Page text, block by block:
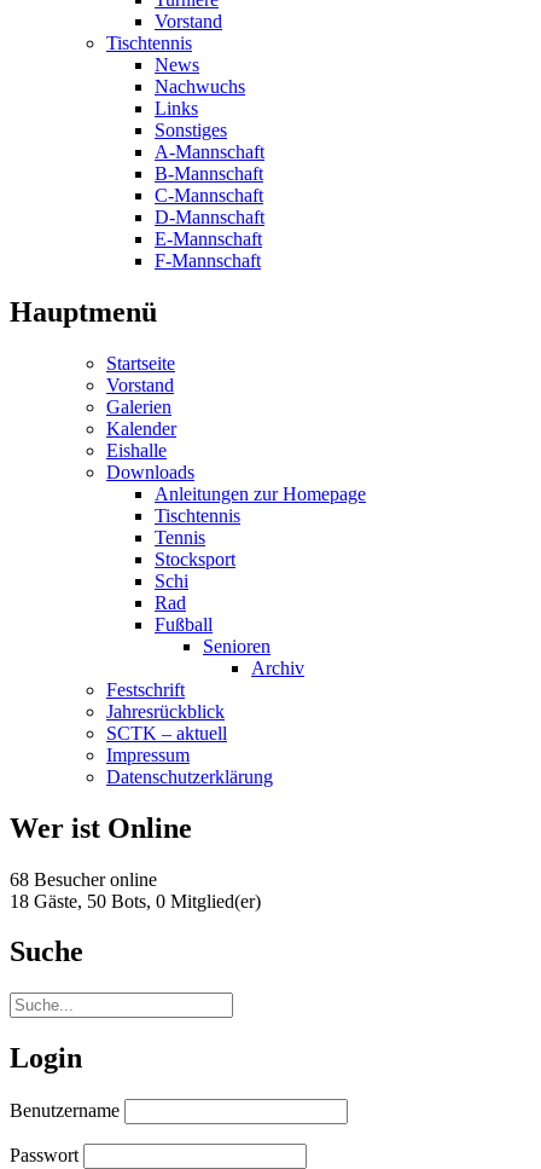
Vorstand
Tischtennis
News
Nachwuchs
Links
Sonstiges
A-Mannschaft
B-Mannschaft
C-Mannschaft
D-Mannschaft
E-Mannschaft
F-Mannschaft
Hauptmenü
Startseite
Vorstand
Galerien
Kalender
Eishalle
Downloads
Anleitungen zur Homepage
Tischtennis
Tennis
Stocksport
Schi
Rad
Fußball
Senioren
Archiv
Festschrift
Jahresrückblick
SCTK – aktuell
Impressum
Datenschutzerklärung
Wer ist Online
68 Besucher online
18 Gäste, 50 Bots, 0 Mitglied(er)
Suche
Login
Benutzername
Passwort